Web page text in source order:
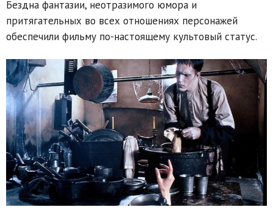
Бездна фантазии, неотразимого юмора и
притягательных во всех отношениях персонажей
обеспечили фильму по-настоящему культовый статус.